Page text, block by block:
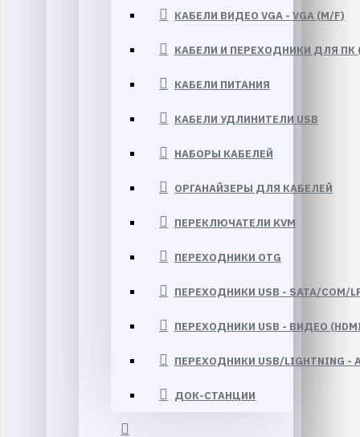
КАБЕЛИ ВИДЕО VGA - VGA (M/F)
КАБЕЛИ И ПЕРЕХОДНИКИ ДЛЯ ПК
КАБЕЛИ ПИТАНИЯ
КАБЕЛИ УДЛИНИТЕЛИ USB
НАБОРЫ КАБЕЛЕЙ
ОРГАНАЙЗЕРЫ ДЛЯ КАБЕЛЕЙ
ПЕРЕКЛЮЧАТЕЛИ KVM
ПЕРЕХОДНИКИ OTG
ПЕРЕХОДНИКИ USB - SATA/COM/
ПЕРЕХОДНИКИ USB - ВИДЕО
ПЕРЕХОДНИКИ USB/LIGHTNING -
ДОК-СТАНЦИИ